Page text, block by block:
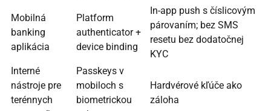
Mobilná
banking
aplikácia
Platform
authenticator +
device binding
In-app push s číslicovým
párovaním; bez SMS
resetu bez dodatočnej
KYC
Interné
nástroje pre
terénnych
Passkeys v
mobiloch s
biometrickou
Hardvérové kľúče ako
záloha